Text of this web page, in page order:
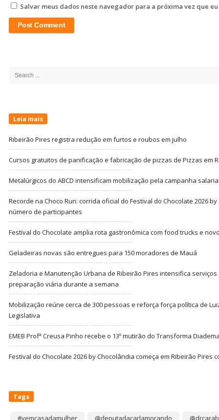
Salvar meus dados neste navegador para a próxima vez que
Leia mais
Ribeirão Pires registra redução em furtos e roubos em julho
Cursos gratuitos de panificação e fabricação de pizzas de Pizzas em
Metalúrgicos do ABCD intensificam mobilização pela campanha
Recorde na Choco Run: corrida oficial do Festival do Chocolate 2026
número de participantes
Festival do Chocolate amplia rota gastronômica com food trucks e
Geladeiras novas são entregues para 150 moradores de Mauá
Zeladoria e Manutenção Urbana de Ribeirão Pires intensifica
preparação viária durante a semana
Mobilização reúne cerca de 300 pessoas e reforça força política de
Legislativa
EMEB Profª Creusa Pinho recebe o 13º mutirão do Transforma
Festival do Chocolate 2026 by Chocolândia começa em Ribeirão Pires
Tags
#vemcasadamulher @deputadacarlamorando